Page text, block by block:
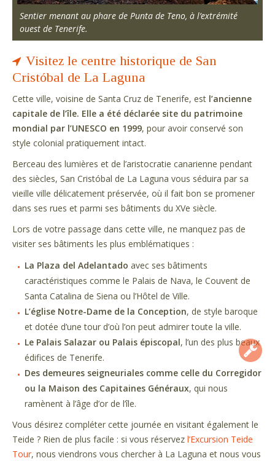
Sentier menant au phare de Punta de Teno, à l’extrémité
ouest de Tenerife.
Visitez le centre historique de San
Cristóbal de La Laguna
Cette ville, voisine de Santa Cruz de Tenerife, est l’ancienne
capitale de l’île. Elle a été déclarée site du patrimoine
mondial par l’UNESCO en 1999, pour avoir conservé son
style colonial pratiquement intact.
Berceau des lumières et de l’aristocratie canarienne pendant
des siècles, San Cristóbal de La Laguna vous séduira par sa
vieille ville délicatement préservée, où il fait bon se promener
dans ses rues et parmi ses bâtiments du XVe siècle.
Lors de votre passage dans cette ville, ne manquez pas de
visiter ses bâtiments les plus emblématiques :
La Plaza del Adelantado avec ses bâtiments
caractéristiques comme le Palais de Nava, le Couvent de
Santa Catalina de Siena ou l’Hôtel de Ville.
L’église Notre-Dame de la Conception, de style baroque
et dotée d’une tour d’où l’on peut admirer toute la ville.
Le Palais Salazar ou Palais épiscopal, l’un des plus beaux
édifices de Tenerife.
Des demeures seigneuriales comme celle du Corregidor
ou la Maison des Capitaines Généraux, qui nous
ramènent à l’âge d’or de l’île.
Vous désirez compléter cette journée en visitant également le
Teide ? Rien de plus facile : si vous réservez l’Excursion Teide
Tour, nous viendrons vous chercher à La Laguna et nous vous